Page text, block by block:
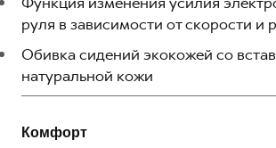
руля в зависимости от скорости и
Обивка сидений экокожей со
натуральной кожи
Комфорт